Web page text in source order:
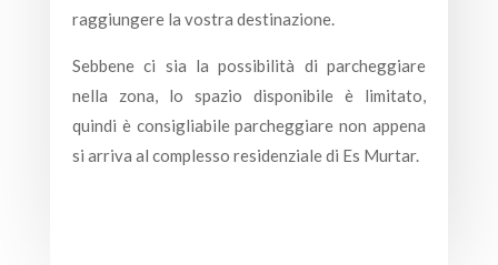
raggiungere la vostra destinazione.
Sebbene ci sia la possibilità di parcheggiare
nella zona, lo spazio disponibile è limitato,
quindi è consigliabile parcheggiare non appena
si arriva al complesso residenziale di Es Murtar.